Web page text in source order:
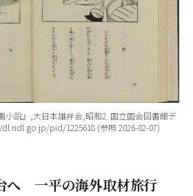
小説』,大日本雄弁会,昭和2. 国立国会図書館デ
pid/1225618 (参照 2026-02-07)
へ 一平の海外取材旅行